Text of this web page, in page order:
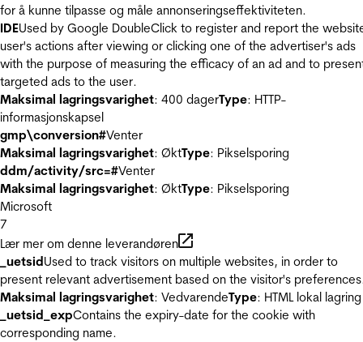
for å kunne tilpasse og måle annonseringseffektiviteten.
IDEUsed by Google DoubleClick to register and report the
user's actions after viewing or clicking one of the advertiser's ads
with the purpose of measuring the efficacy of an ad and to
targeted ads to the user.
Maksimal lagringsvarighet: 400 dagerType: HTTP-
informasjonskapsel
gmp\conversion#Venter
Maksimal lagringsvarighet: ØktType: Pikselsporing
ddm/activity/src=#Venter
Maksimal lagringsvarighet: ØktType: Pikselsporing
Microsoft
7
Lær mer om denne leverandøren
_uetsidUsed to track visitors on multiple websites, in order to
present relevant advertisement based on the visitor's
Maksimal lagringsvarighet: VedvarendeType: HTML lokal lagring
_uetsid_expContains the expiry-date for the cookie with
corresponding name.